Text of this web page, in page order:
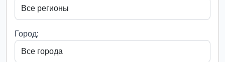
Город: